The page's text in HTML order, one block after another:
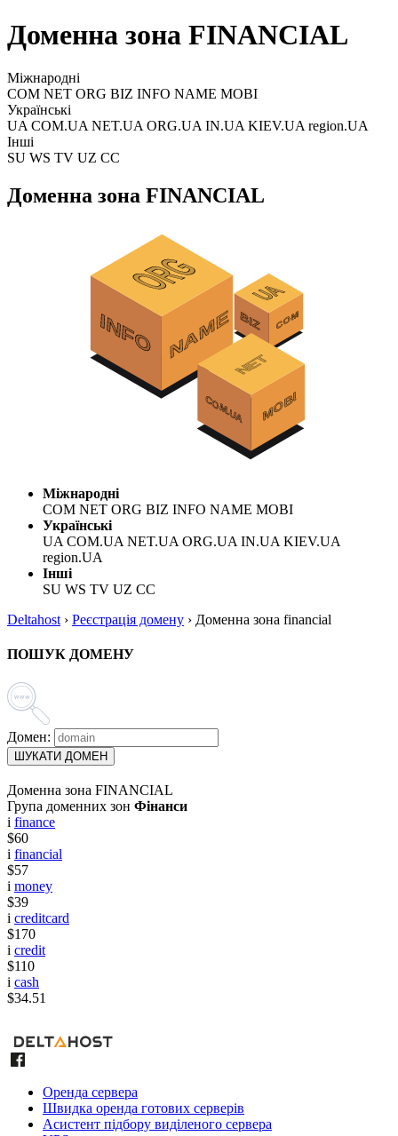
Доменна зона FINANCIAL
Міжнародні
COM NET ORG BIZ INFO NAME MOBI
Українські
UA COM.UA NET.UA ORG.UA IN.UA KIEV.UA region.UA
Інші
SU WS TV UZ CC
Доменна зона FINANCIAL
Міжнародні
COM NET ORG BIZ INFO NAME MOBI
Українські
UA COM.UA NET.UA ORG.UA IN.UA KIEV.UA
region.UA
Інші
SU WS TV UZ CC
Deltahost › Реєстрація домену › Доменна зона financial
ПОШУК ДОМЕНУ
Домен:
ШУКАТИ ДОМЕН
Доменна зона FINANCIAL
Група доменних зон Фінанси
i finance
$60
i financial
$57
i money
$39
i creditcard
$170
i credit
$110
i cash
$34.51
Оренда сервера
Швидка оренда готових серверів
Асистент підбору виділеного сервера